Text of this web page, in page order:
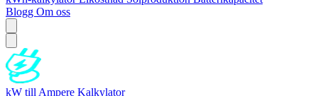
Blogg Om oss
kW till Ampere Kalkylator